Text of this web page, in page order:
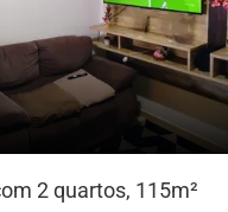
2 quartos, 115m²